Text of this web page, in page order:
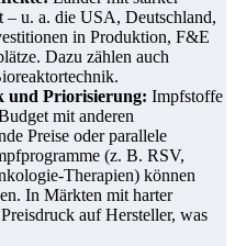
u. a. die USA, Deutschland,
in Produktion, F&E
Dazu zählen auch
und Priorisierung: Impfstoffe
mit anderen
Preise oder parallele
(z. B. RSV,
Therapien) können
In Märkten mit harter
auf Hersteller, was